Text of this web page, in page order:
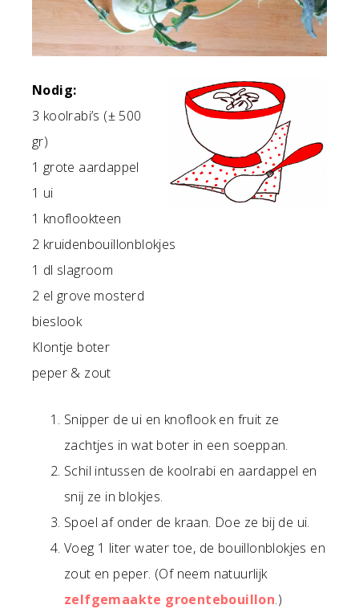
Nodig:
3 koolrabi’s (± 500
gr)
1 grote aardappel
1 ui
1 knoflookteen
2 kruidenbouillonblokjes
1 dl slagroom
2 el grove mosterd
bieslook
Klontje boter
peper & zout
Snipper de ui en knoflook en fruit ze
zachtjes in wat boter in een soeppan.
Schil intussen de koolrabi en aardappel en
snij ze in blokjes.
Spoel af onder de kraan. Doe ze bij de ui.
Voeg 1 liter water toe, de bouillonblokjes en
zout en peper. (Of neem natuurlijk
zelfgemaakte groentebouillon.)